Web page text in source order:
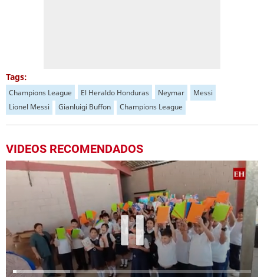
Tags:
Champions League El Heraldo Honduras Neymar
Messi
Lionel Messi
Gianluigi Buffon Champions League
VIDEOS RECOMENDADOS